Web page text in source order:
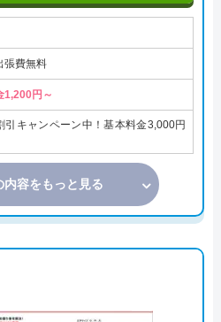
張費無料
1,200円～
引キャンペーン中！基本料金3,000円
内容をもっと見る